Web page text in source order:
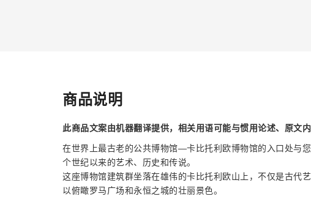
商品说明
此商品文案由机器翻译提供，相关用语可能与惯用论述、原文
在世界上最古老的公共博物馆—卡比托利欧博物馆的入口处与
个世纪以来的艺术、历史和传说。
这座博物馆建筑群坐落在雄伟的卡比托利欧山上，不仅是古代
以俯瞰罗马广场和永恒之城的壮丽景色。